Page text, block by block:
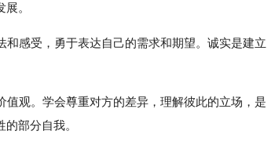
。
感受，勇于表达自己的需求和期望。诚实是建立
观。学会尊重对方的差异，理解彼此的立场，是
部分自我。